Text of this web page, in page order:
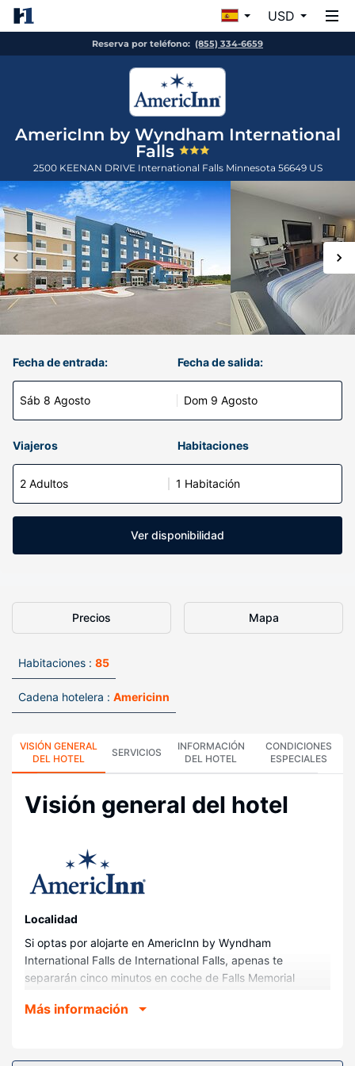
USD
Reserva por teléfono: (855) 334-6659
AmericInn by Wyndham International
Falls
2500 KEENAN DRIVE International Falls Minnesota 56649 US
Fecha de entrada:
Sáb 8 Agosto
Fecha de salida:
Dom 9 Agosto
Viajeros Habitaciones
2 Adultos 1 Habitación
Ver disponibilidad
Precios Mapa
Habitaciones : 85
Cadena hotelera : Americinn
VISIÓN GENERAL
DEL HOTEL
SERVICIOS
INFORMACIÓN
DEL HOTEL
CONDICIONES
ESPECIALES
Visión general del hotel
Localidad
Si optas por alojarte en AmericInn by Wyndham
International Falls de International Falls, apenas te
separarán cinco minutos en coche de Falls Memorial
este hotel se encuentra a 2,9 km de Parque Smokey Bear
Más información